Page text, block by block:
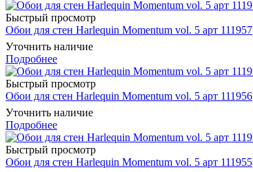
Быстрый просмотр
Обои для стен Harlequin Momentum vol. 5 арт 111957
Уточнить наличие
Подробнее
Быстрый просмотр
Обои для стен Harlequin Momentum vol. 5 арт 111956
Уточнить наличие
Подробнее
Быстрый просмотр
Обои для стен Harlequin Momentum vol. 5 арт 111955